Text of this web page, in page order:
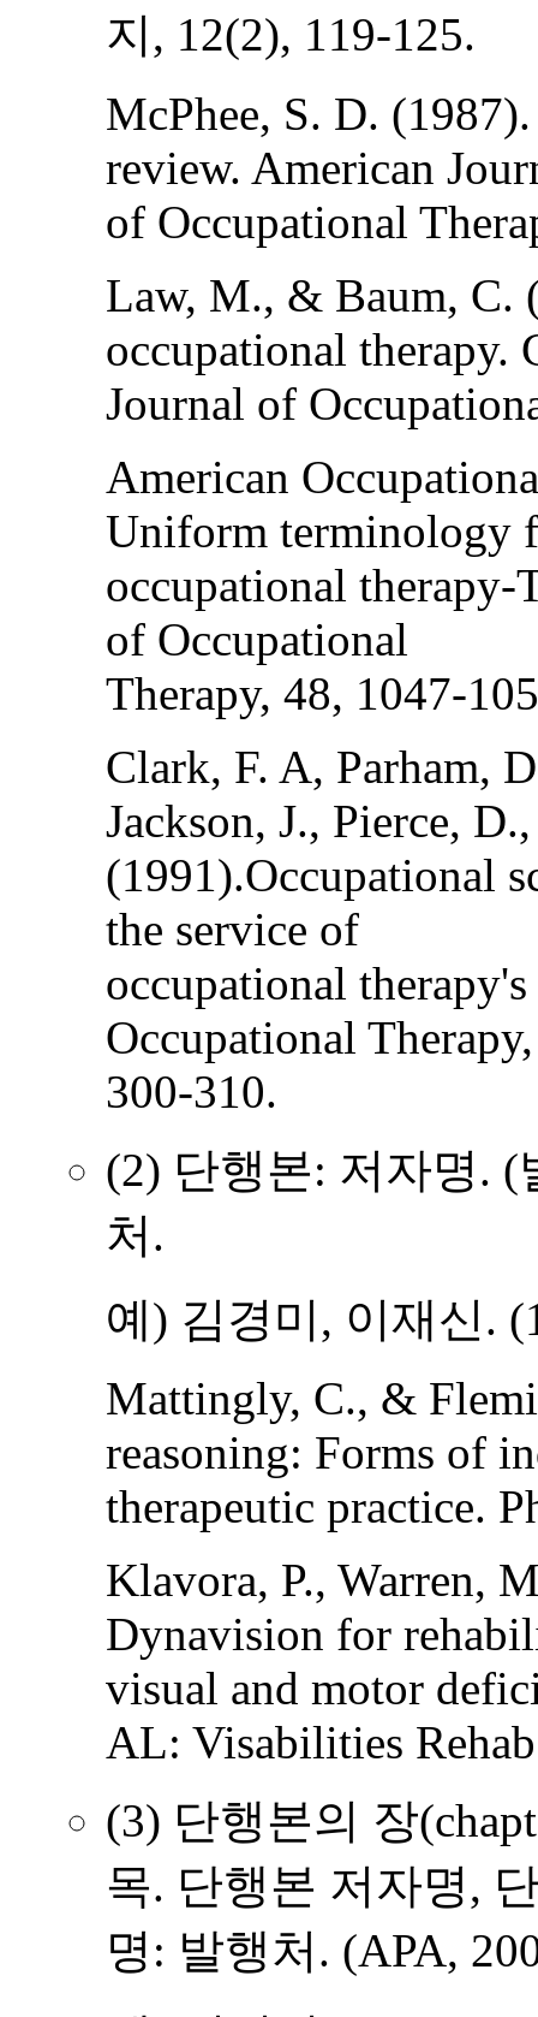
지, 12(2), 119-125.
McPhee, S. D.
review. American
of Occupational
Law, M., & Baum, C.
occupational therapy.
Journal of
American
Uniform terminology
occupational
of Occupational
Therapy, 48, 1047-
Clark, F. A, Parham,
Jackson, J., Pierce,
(1991).Occupational
the service of
occupational
Occupational
300-310.
(2) 단행본: 저자명.
처.
예) 김경미, 이재신.
Mattingly, C., &
reasoning: Forms of
therapeutic practice.
Klavora, P., Warren,
Dynavision for
visual and motor
AL: Visabilities
(3) 단행본의 장
목. 단행본 저자명,
명: 발행처. (APA,